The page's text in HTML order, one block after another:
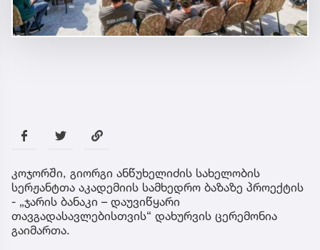
კოჯორში, გიორგი ანწუხელიძის სახელობის
სერჟანტთა აკადემიის სამხედრო ბაზაზე პროექტის
- „ჯარის ბანაკი – დაუვიწყარი
თავგადასავლებისთვის“ დახურვის ცერემონია
გაიმართა.